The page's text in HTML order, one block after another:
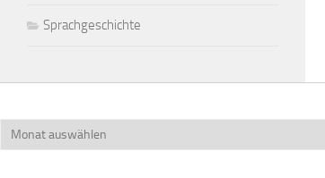
Sprachgeschichte
Archiv